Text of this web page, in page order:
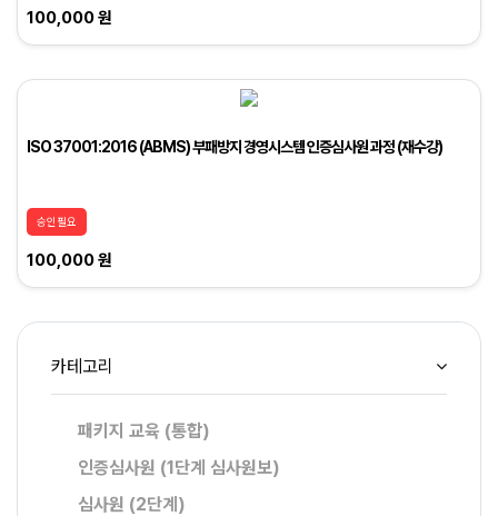
100,000 원
ISO 37001:2016 (ABMS) 부패방지 경영시스템 인증심사원 과정 (재수강)
승인필요
100,000 원
카테고리
패키지 교육 (통합)
인증심사원 (1단계 심사원보)
심사원 (2단계)